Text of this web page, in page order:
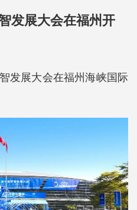
发展大会在福州开
发展大会在福州海峡国际